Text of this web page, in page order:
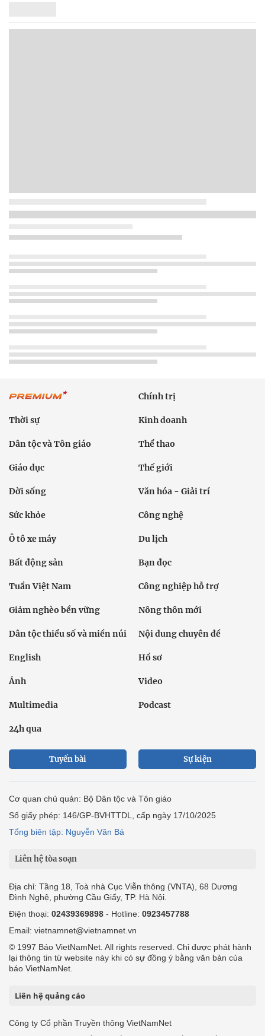
Chính trị
Thời sự Kinh doanh
Dân tộc và Tôn giáo Thể thao
Giáo dục Thế giới
Đời sống Văn hóa - Giải trí
Sức khỏe Công nghệ
Ô tô xe máy Du lịch
Bất động sản Bạn đọc
Tuần Việt Nam Công nghiệp hỗ trợ
Giảm nghèo bền vững Nông thôn mới
Dân tộc thiểu số và miền núi Nội dung chuyên đề
English Hồ sơ
Ảnh Video
Multimedia Podcast
24h qua
Tuyến bài Sự kiện
Cơ quan chủ quản: Bộ Dân tộc và Tôn giáo
Số giấy phép: 146/GP-BVHTTDL, cấp ngày 17/10/2025
Tổng biên tập: Nguyễn Văn Bá
Liên hệ tòa soạn
Địa chỉ: Tầng 18, Toà nhà Cục Viễn thông (VNTA), 68 Dương
Đình Nghệ, phường Cầu Giấy, TP. Hà Nội.
Điện thoại: 02439369898 - Hotline: 0923457788
Email: vietnamnet@vietnamnet.vn
© 1997 Báo VietNamNet. All rights reserved. Chỉ được phát hành
lại thông tin từ website này khi có sự đồng ý bằng văn bản của
báo VietNamNet.
Liên hệ quảng cáo
Công ty Cổ phần Truyền thông VietNamNet